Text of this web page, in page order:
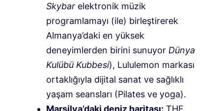
Skybar elektronik müzik
programlamayı (ile) birleştirerek
Almanya’daki en yüksek
deneyimlerden birini sunuyor Dünya
Kulübü Kubbesi), Lululemon markası
ortaklığıyla dijital sanat ve sağlıklı
yaşam seansları (Pilates ve yoga).
Marsilya’daki deniz haritası: THE